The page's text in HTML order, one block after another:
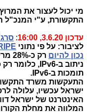
מי יכול לעצור את
התקשורת, ע"י
עדכון 3.6.20, 16:00 :
לציבור: על פי נתוני
נכון להיום
רק
תומכות ב-IPv6.
התעקשות משרד
ישראל עכשיו, עלולה
האינטרנט של ישראל
המלווה את מחלת